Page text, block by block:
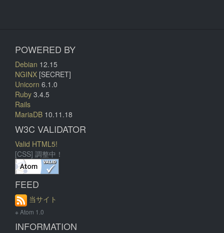
POWERED BY
Debian 12.15
NGINX [SECRET]
Unicorn 6.1.0
Ruby 3.4.5
Rails
MariaDB 10.11.18
W3C VALIDATOR
Valid HTML5!
[CSS] 調整中！
FEED
当サイト
※ Atom 1.0
INFORMATION